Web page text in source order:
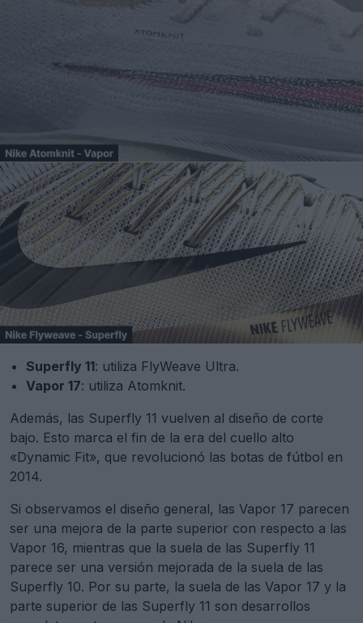
Superfly 11: utiliza FlyWeave Ultra.
Vapor 17: utiliza Atomknit.
Además, las Superfly 11 vuelven al diseño de corte
bajo. Esto marca el fin de la era del cuello alto
«Dynamic Fit», que revolucionó las botas de fútbol en
2014.
Si observamos el diseño general, las Vapor 17 parecen
ser una mejora de la parte superior con respecto a las
Vapor 16, mientras que la suela de las Superfly 11
parece ser una versión mejorada de la suela de las
Superfly 10. Por su parte, la suela de las Vapor 17 y la
parte superior de las Superfly 11 son desarrollos